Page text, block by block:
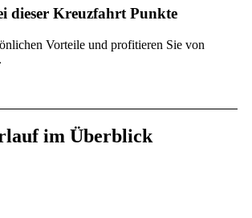
dieser Kreuzfahrt Punkte
Vorteile und profitieren Sie von
im Überblick